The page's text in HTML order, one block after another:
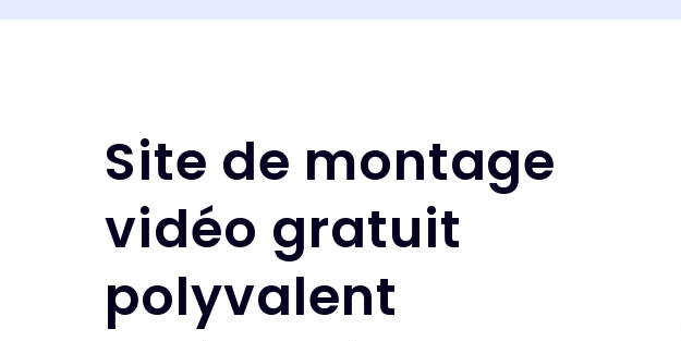
Site de montage
vidéo gratuit
polyvalent